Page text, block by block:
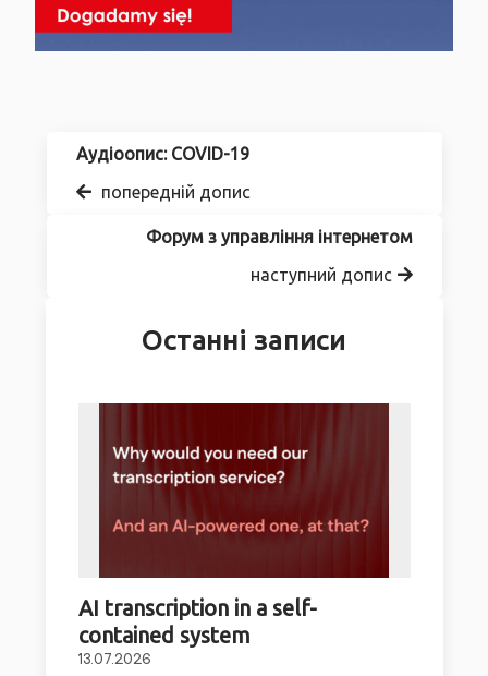
Аудіоопис: COVID-19
попередній допис
Форум з управління інтернетом
наступний допис
Останні записи
AI transcription in a self-
contained system
13.07.2026